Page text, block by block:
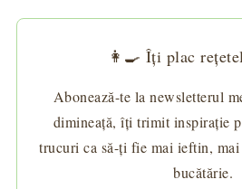
👩‍🍳 Îți plac
Abonează-te la newsletterul
dimineață, îți trimit inspirație
trucuri ca să-ți fie mai ieftin,
bucătărie.